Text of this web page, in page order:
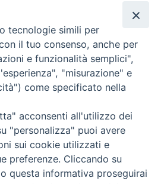
tecnologie simili per
il tuo consenso, anche per
e funzionalità semplici",
"misurazione" e
come specificato nella
acconsenti all'utilizzo dei
"personalizza" puoi avere
sui cookie utilizzati e
preferenze. Cliccando su
questa informativa proseguirai